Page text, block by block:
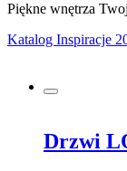
Piękne wnętrza
Katalog Inspiracje
Drzwi